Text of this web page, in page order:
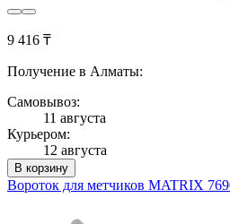
9 416 ₸
Получение в Алматы:
Самовывоз:
11 августа
Курьером:
12 августа
В корзину
Вороток для метчиков MATRIX